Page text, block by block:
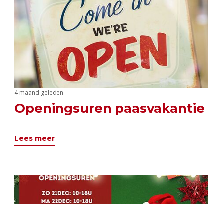
4 maand geleden
Openingsuren paasvakantie
Lees meer